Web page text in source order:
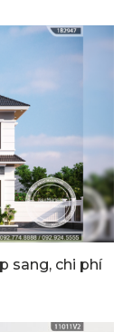
sang, chi phí